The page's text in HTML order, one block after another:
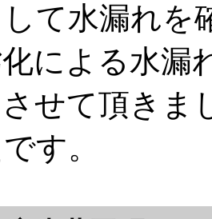
て水漏れを
による水漏
せて頂きま
す。